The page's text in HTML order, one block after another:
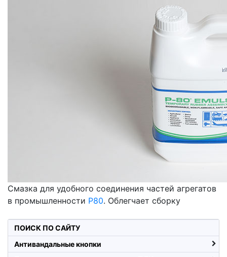
Смазка для удобного соединения частей агрегатов
в промышленности P80. Облегчает сборку
ПОИСК ПО САЙТУ
Антивандальные кнопки